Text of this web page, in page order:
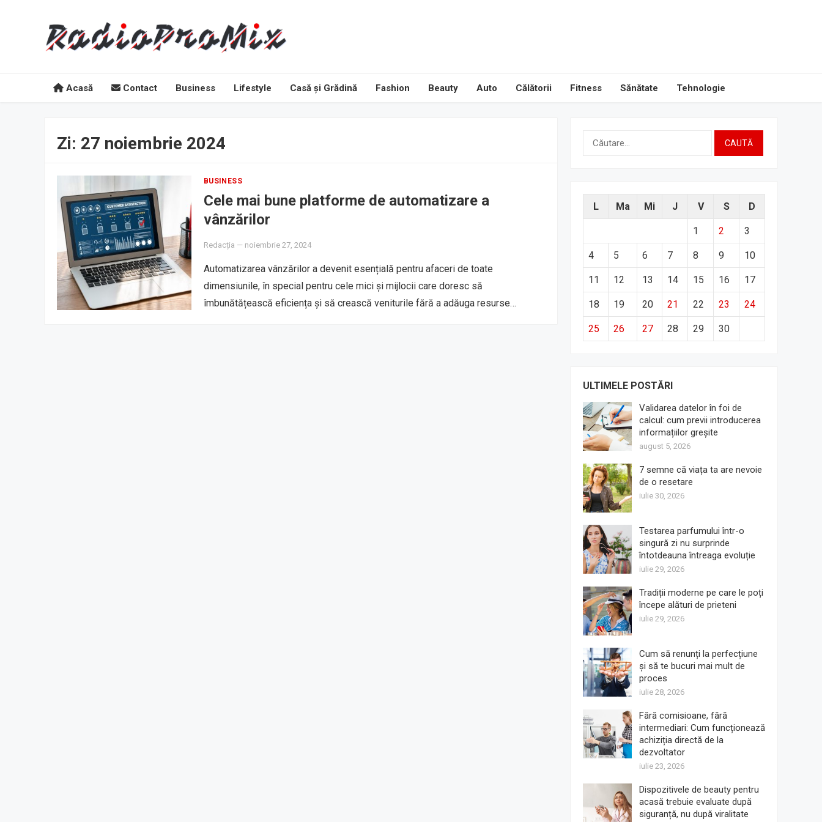
Acasă Contact Business Lifestyle Casă și Grădină Fashion Beauty Auto Călătorii Fitness Sănătate Tehnologie
Zi: 27 noiembrie 2024
BUSINESS
Cele mai bune platforme de automatizare a
vânzărilor
Redacția — noiembrie 27, 2024
Automatizarea vânzărilor a devenit esențială pentru afaceri de toate
dimensiunile, în special pentru cele mici și mijlocii care doresc să
îmbunătățească eficiența și să crească veniturile fără a adăuga resurse…
Caută
L Ma Mi J V S D
1 2 3
4 5 6 7 8 9 10
11 12 13 14 15 16 17
18 19 20 21 22 23 24
25 26 27 28 29 30
ULTIMELE POSTĂRI
Validarea datelor în foi de
calcul: cum previi introducerea
informațiilor greșite
august 5, 2026
7 semne că viața ta are nevoie
de o resetare
iulie 30, 2026
Testarea parfumului într-o
singură zi nu surprinde
întotdeauna întreaga evoluție
iulie 29, 2026
Tradiții moderne pe care le poți
începe alături de prieteni
iulie 29, 2026
Cum să renunți la perfecțiune
și să te bucuri mai mult de
proces
iulie 28, 2026
Fără comisioane, fără
intermediari: Cum funcționează
achiziția directă de la
dezvoltator
iulie 23, 2026
Dispozitivele de beauty pentru
acasă trebuie evaluate după
siguranță, nu după viralitate